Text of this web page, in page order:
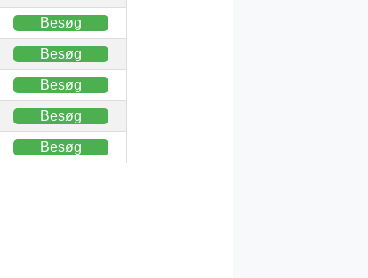
Besøg
Besøg
Besøg
Besøg
Besøg